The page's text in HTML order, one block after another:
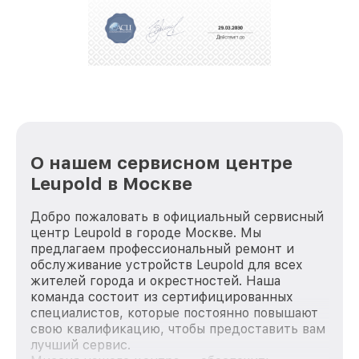
положительные отзывы и обрели отличную
репутацию. Мы постоянно совершенствуемся и
О нашем сервисном центре
Leupold в Москве
Добро пожаловать в официальный сервисный
центр Leupold в городе Москве. Мы
предлагаем профессиональный ремонт и
обслуживание устройств Leupold для всех
жителей города и окрестностей. Наша
команда состоит из сертифицированных
специалистов, которые постоянно повышают
свою квалификацию, чтобы предоставить вам
лучший сервис.